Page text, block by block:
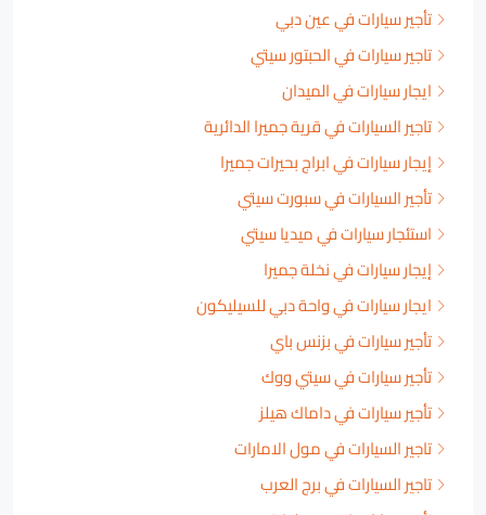
تأجير سيارات في عين دبي
تاجير سيارات في الحبتور سيتي
ايجار سيارات في الميدان
تاجير السيارات في قرية جميرا الدائرية
إيجار سيارات في ابراج بحيرات جميرا
تأجير السيارات في سبورت سيتي
استئجار سيارات في ميديا سيتي
إيجار سيارات في نخلة جميرا
ايجار سيارات في واحة دبي للسيليكون
تأجير سيارات في بزنس باي
تأجير سيارات في سيتي ووك
تأجير سيارات في داماك هيلز
تاجير السيارات في مول الامارات
تاجير السيارات في برج العرب